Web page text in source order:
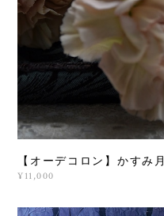
【オーデコロン】かすみ月
¥11,000